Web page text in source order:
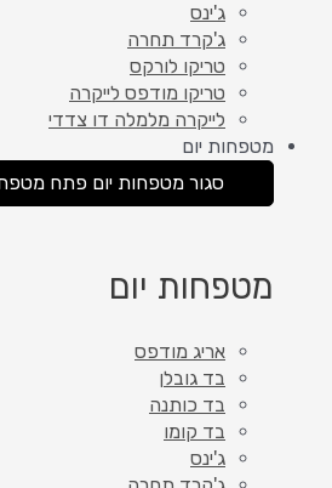
ג'ינס
ג'קרד תחרה
טריקו לורקס
טריקו מודפס לייקרה
לייקרה מלמלה דו צדדי
מטפחות יום
סגור מטפחות יום פתח מטפחות יום
מטפחות יום
אריג מודפס
בד גובלן
בד כותנה
בד קומו
ג'ינס